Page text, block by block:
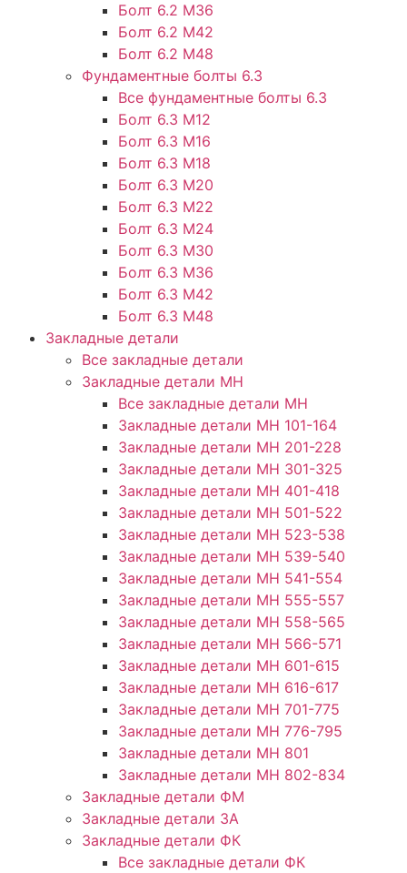
Болт 6.2 М36
Болт 6.2 М42
Болт 6.2 М48
Фундаментные болты 6.3
Все фундаментные болты 6.3
Болт 6.3 М12
Болт 6.3 М16
Болт 6.3 М18
Болт 6.3 М20
Болт 6.3 М22
Болт 6.3 М24
Болт 6.3 М30
Болт 6.3 М36
Болт 6.3 М42
Болт 6.3 М48
Закладные детали
Все закладные детали
Закладные детали МН
Все закладные детали МН
Закладные детали МН 101-164
Закладные детали МН 201-228
Закладные детали МН 301-325
Закладные детали МН 401-418
Закладные детали МН 501-522
Закладные детали МН 523-538
Закладные детали МН 539-540
Закладные детали МН 541-554
Закладные детали МН 555-557
Закладные детали МН 558-565
Закладные детали МН 566-571
Закладные детали МН 601-615
Закладные детали МН 616-617
Закладные детали МН 701-775
Закладные детали МН 776-795
Закладные детали МН 801
Закладные детали МН 802-834
Закладные детали ФМ
Закладные детали ЗА
Закладные детали ФК
Все закладные детали ФК